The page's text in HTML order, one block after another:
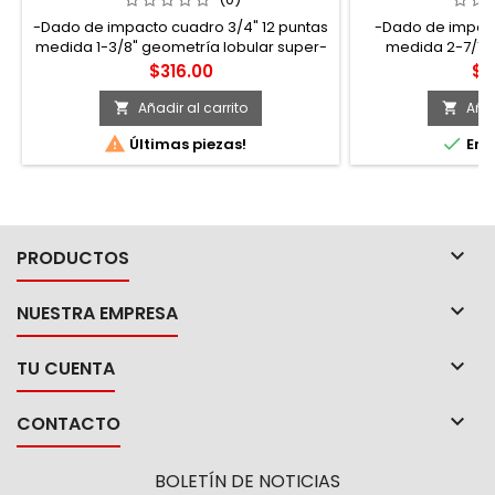
-Dado de impacto cuadro 3/4" 12 puntas
medida 1-3/8" geometría lobular super-
drive, acabado fosfatado
Precio
$316.00
 Añadir al carrito
 Últimas piezas!
-Dado de
medida 2-7/
super-drive,

 En
PRODUCTOS 
NUESTRA EMPRESA 
TU CUENTA 
CONTACTO 
BOLETÍN DE NOTICIAS